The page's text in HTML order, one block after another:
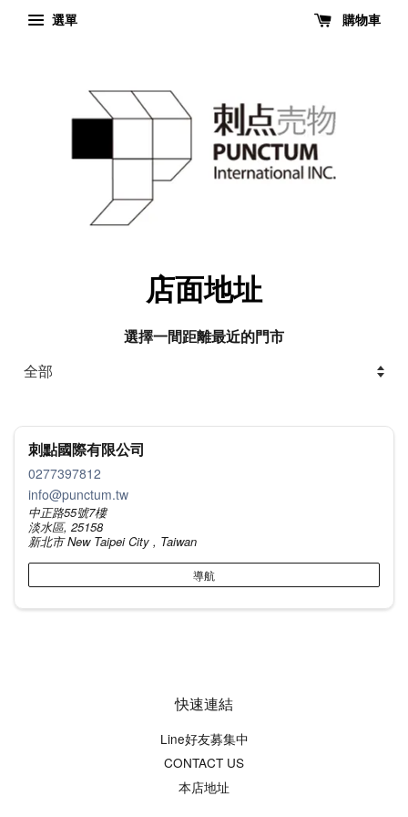
選單 購物車
店面地址
選擇一間距離最近的門市
刺點國際有限公司
0277397812
info@punctum.tw
中正路55號7樓
淡水區, 25158
新北市 New Taipei City , Taiwan
導航
快速連結
Line好友募集中
CONTACT US
本店地址